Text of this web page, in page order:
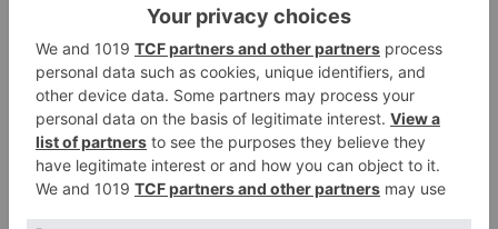
2
Villatoro da el primer paso para
dejar atrás su aislamiento con el
inicio de la senda peatonal y
ciclista
3
Un hombre de 80 años resulta
herido en Burgos tras la colisión
entre un turismo y un camión